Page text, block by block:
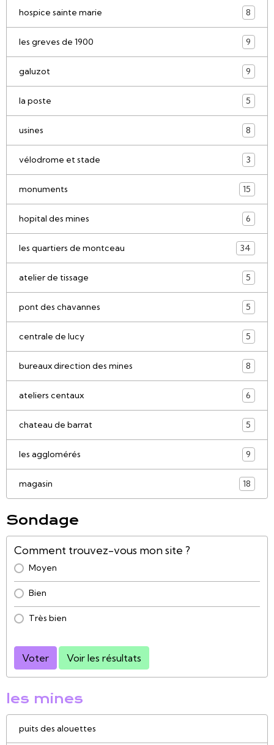
hospice sainte marie 8
les greves de 1900 9
galuzot 9
la poste 5
usines 8
vélodrome et stade 3
monuments 15
hopital des mines 6
les quartiers de montceau 34
atelier de tissage 5
pont des chavannes 5
centrale de lucy 5
bureaux direction des mines 8
ateliers centaux 6
chateau de barrat 5
les agglomérés 9
magasin 18
Sondage
Comment trouvez-vous mon site ?
Moyen
Bien
Très bien
Voter Voir les résultats
les mines
puits des alouettes